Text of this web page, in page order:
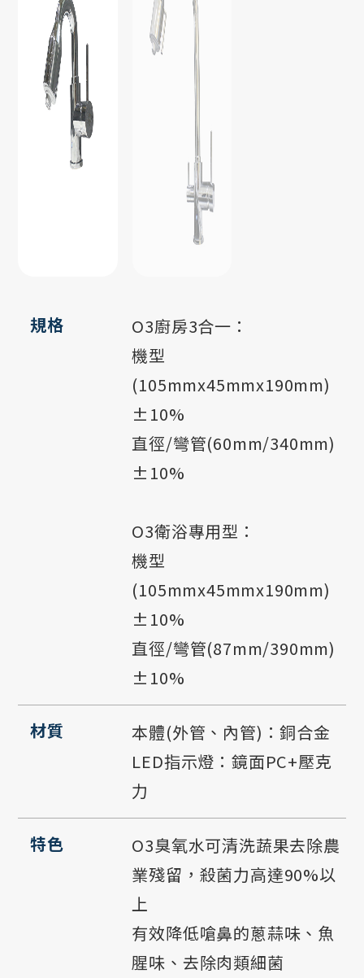
規格
O3廚房3合一：
機型
(105mmx45mmx190mm)
±10%
直徑/彎管(60mm/340mm)
±10%
O3衛浴專用型：
機型
(105mmx45mmx190mm)
±10%
直徑/彎管(87mm/390mm)
±10%
材質
本體(外管、內管)：銅合金
LED指示燈：鏡面PC+壓克
力
特色
O3臭氧水可清洗蔬果去除農
業殘留，殺菌力高達90%以
上
有效降低嗆鼻的蔥蒜味、魚
腥味、去除肉類細菌